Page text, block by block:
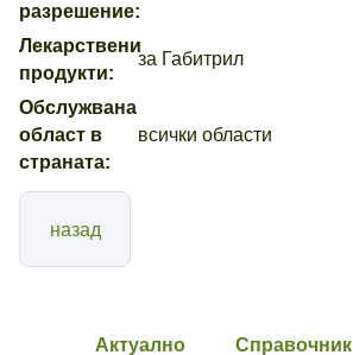
разрешение:
Лекарствени
продукти:
за Габитрил
Обслужвана
област в
страната:
всички области
назад
Актуално Справочник